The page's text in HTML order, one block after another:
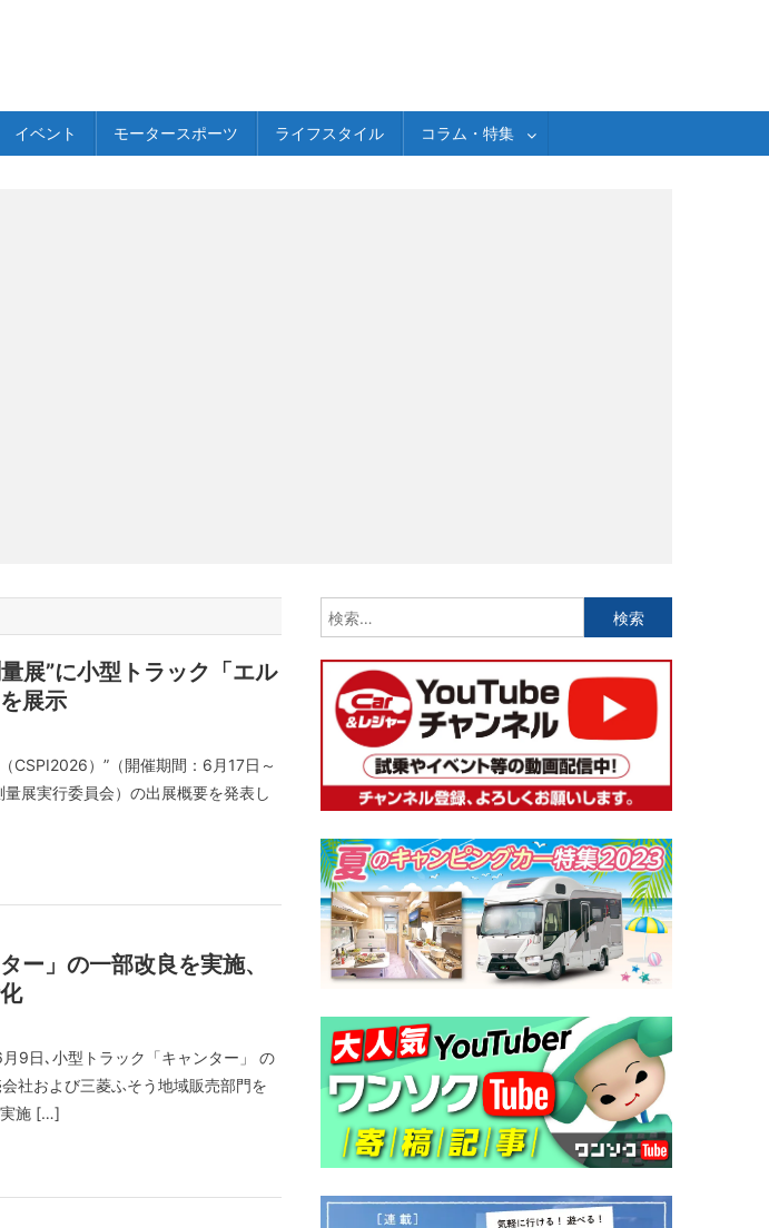
イベント モータースポーツ ライフスタイル コラム・特集
展”に小型トラック「エル
展示
CSPI2026）”（開催期間：6月17日～
展実行委員会）の出展概要を発表し
ー」の一部改良を実施、
9日､小型トラック「キャンター」 の
社および三菱ふそう地域販売部門を
実施 […]
索: